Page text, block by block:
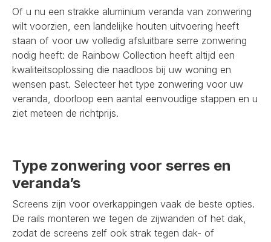
Of u nu een strakke aluminium veranda van zonwering
wilt voorzien, een landelijke houten uitvoering heeft
staan of voor uw volledig afsluitbare serre zonwering
nodig heeft: de Rainbow Collection heeft altijd een
kwaliteitsoplossing die naadloos bij uw woning en
wensen past. Selecteer het type zonwering voor uw
veranda, doorloop een aantal eenvoudige stappen en u
ziet meteen de richtprijs.
Type zonwering voor serres en
veranda’s
Screens zijn voor overkappingen vaak de beste opties.
De rails monteren we tegen de zijwanden of het dak,
zodat de screens zelf ook strak tegen dak- of